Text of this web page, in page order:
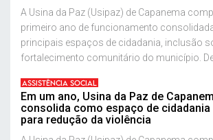
A Usina da Paz (Usipaz) de Capanema
primeiro ano de funcionamento
principais espaços de cidadania, inclusão
fortalecimento comunitário do município.
ASSISTÊNCIA SOCIAL
Em um ano, Usina da Paz de
consolida como espaço de
para redução da violência